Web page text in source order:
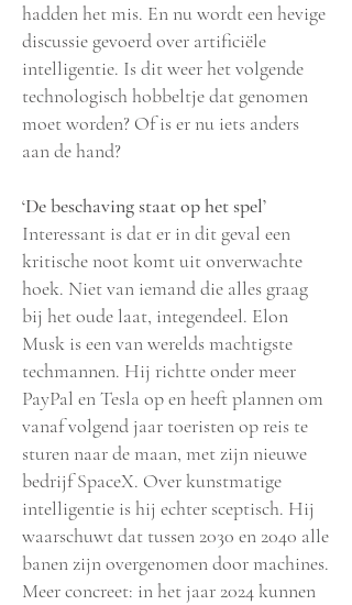
hadden het mis. En nu wordt een hevige
discussie gevoerd over artificiële
intelligentie. Is dit weer het volgende
technologisch hobbeltje dat genomen
moet worden? Of is er nu iets anders
aan de hand?
‘De beschaving staat op het spel’
Interessant is dat er in dit geval een
kritische noot komt uit onverwachte
hoek. Niet van iemand die alles graag
bij het oude laat, integendeel. Elon
Musk is een van werelds machtigste
techmannen. Hij richtte onder meer
PayPal en Tesla op en heeft plannen om
vanaf volgend jaar toeristen op reis te
sturen naar de maan, met zijn nieuwe
bedrijf SpaceX. Over kunstmatige
intelligentie is hij echter sceptisch. Hij
waarschuwt dat tussen 2030 en 2040 alle
banen zijn overgenomen door machines.
Meer concreet: in het jaar 2024 kunnen